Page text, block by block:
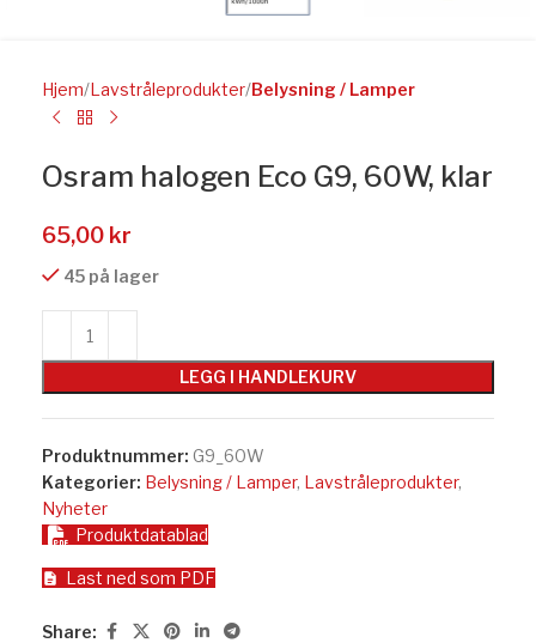
Hjem Lavstråleprodukter Belysning / Lamper
Osram halogen Eco G9, 60W, klar
65,00 kr
45 på lager
LEGG I HANDLEKURV
Produktnummer: G9_60W
Kategorier: Belysning / Lamper, Lavstråleprodukter,
Nyheter
Produktdatablad
Last ned som PDF
Share: